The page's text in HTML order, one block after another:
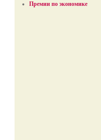
Премии по экономике